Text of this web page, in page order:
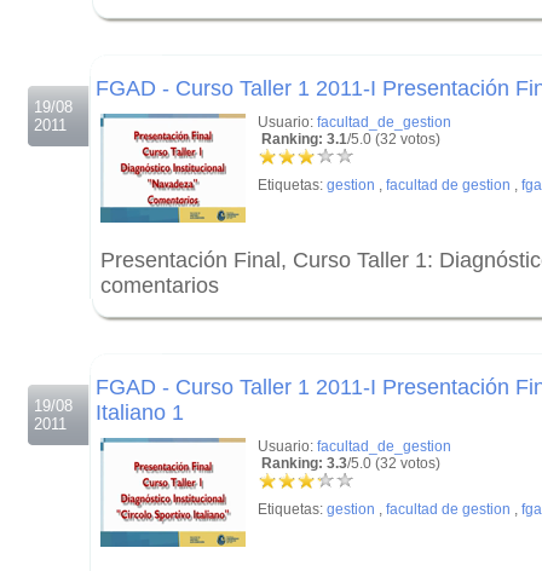
19/08
2011
FGAD - Curso Taller 1 2011-I Presentación
Usuario: facultad_de_gestion
Ranking: 3.1/5.0 (32 votos)
Etiquetas: gestion , facultad de gestion ,
Presentación Final, Curso Taller 1:
comentarios
19/08
2011
FGAD - Curso Taller 1 2011-I Presentación
Italiano 1
Usuario: facultad_de_gestion
Ranking: 3.3/5.0 (32 votos)
Etiquetas: gestion , facultad de gestion ,